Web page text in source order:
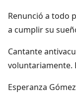
Renunció a todo
a cumplir su
Cantante
voluntariamente.
Esperanza